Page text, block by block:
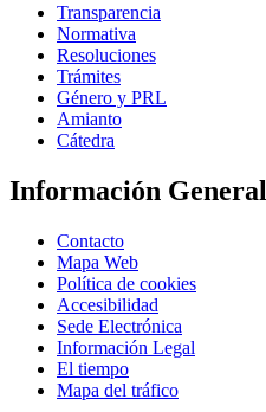
Transparencia
Normativa
Resoluciones
Trámites
Género y PRL
Amianto
Cátedra
Información General
Contacto
Mapa Web
Política de cookies
Accesibilidad
Sede Electrónica
Información Legal
El tiempo
Mapa del tráfico